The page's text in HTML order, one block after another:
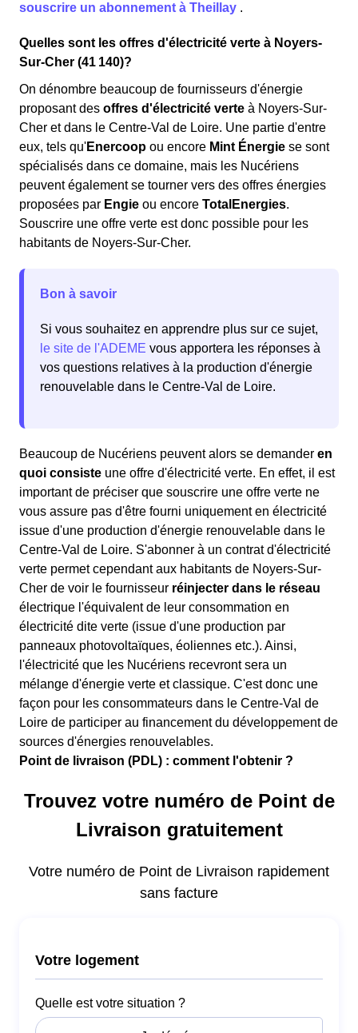
souscrire un abonnement à Theillay .
Quelles sont les offres d'électricité verte à Noyers-
Sur-Cher (41 140)?
On dénombre beaucoup de fournisseurs d'énergie
proposant des offres d'électricité verte à Noyers-Sur-
Cher et dans le Centre-Val de Loire. Une partie d'entre
eux, tels qu'Enercoop ou encore Mint Énergie se sont
spécialisés dans ce domaine, mais les Nucériens
peuvent également se tourner vers des offres énergies
proposées par Engie ou encore TotalEnergies.
Souscrire une offre verte est donc possible pour les
habitants de Noyers-Sur-Cher.
Bon à savoir
Si vous souhaitez en apprendre plus sur ce sujet,
le site de l'ADEME vous apportera les réponses à
vos questions relatives à la production d'énergie
renouvelable dans le Centre-Val de Loire.
Beaucoup de Nucériens peuvent alors se demander en
quoi consiste une offre d'électricité verte. En effet, il est
important de préciser que souscrire une offre verte ne
vous assure pas d'être fourni uniquement en électricité
issue d'une production d'énergie renouvelable dans le
Centre-Val de Loire. S'abonner à un contrat d'électricité
verte permet cependant aux habitants de Noyers-Sur-
Cher de voir le fournisseur réinjecter dans le réseau
électrique l'équivalent de leur consommation en
électricité dite verte (issue d'une production par
panneaux photovoltaïques, éoliennes etc.). Ainsi,
l'électricité que les Nucériens recevront sera un
mélange d'énergie verte et classique. C'est donc une
façon pour les consommateurs dans le Centre-Val de
Loire de participer au financement du développement de
sources d'énergies renouvelables.
Point de livraison (PDL) : comment l'obtenir ?